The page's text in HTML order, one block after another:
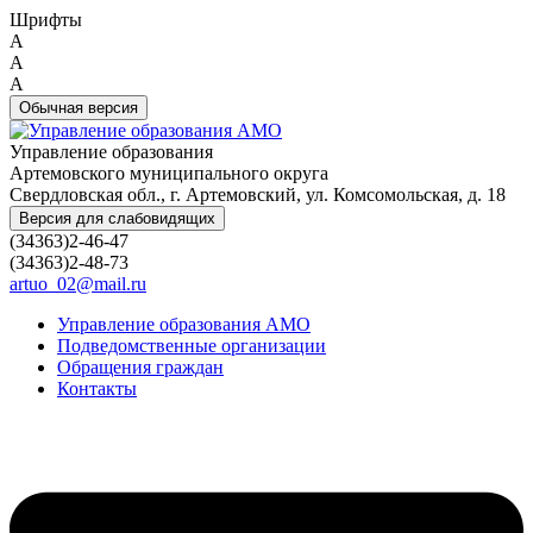
Шрифты
A
A
A
Обычная версия
Управление образования
Артемовского муниципального округа
Свердловская обл., г. Артемовский, ул. Комсомольская, д. 18
Версия для слабовидящих
(34363)2-46-47
(34363)2-48-73
artuo_02@mail.ru
Управление образования АМО
Подведомственные организации
Обращения граждан
Контакты